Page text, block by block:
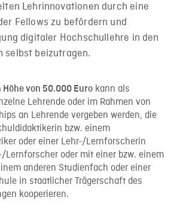
Lehrinnovationen durch eine
Fellows zu befördern und
digitaler Hochschullehre in den
selbst beizutragen.
Höhe von 50.000 Euro kann als
Lehrende oder im Rahmen von
an Lehrende vergeben werden, die
bzw. einem
oder einer Lehr-/Lernforscherin
Lernforscher oder mit einer bzw. einem
anderen Studienfach oder einer
in staatlicher Trägerschaft des
kooperieren.